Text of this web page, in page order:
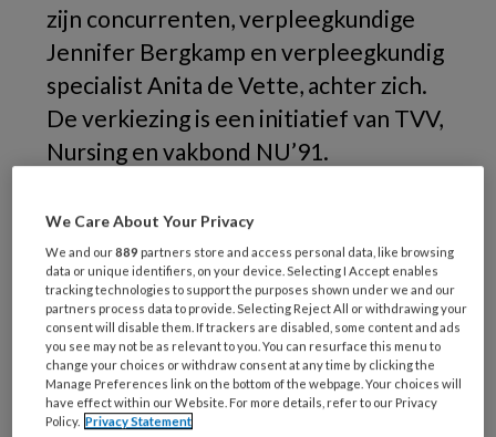
zijn concurrenten, verpleegkundige
Jennifer Bergkamp en verpleegkundig
specialist Anita de Vette, achter zich.
De verkiezing is een initiatief van TVV,
Nursing en vakbond NU’91.
We Care About Your Privacy
We and our889 partners store and access personal data, like browsing
data or unique identifiers, on your device. Selecting I Accept enables
tracking technologies to support the purposes shown under we and our
partners process data to provide. Selecting Reject All or withdrawing your
consent will disable them. If trackers are disabled, some content and ads
you see may not be as relevant to you. You can resurface this menu to
change your choices or withdraw consent at any time by clicking the
Manage Preferences link on the bottom of the webpage. Your choices will
have effect within our Website. For more details, refer to our Privacy
Policy. Privacy Statement